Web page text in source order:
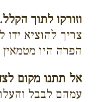
וזורקו לתוך הקלל.
צריך להוציא
הפרה היו
אל תתנו מקום
עמהם לבבל